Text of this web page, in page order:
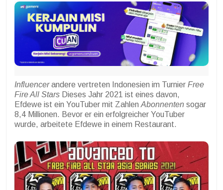
Influencerandere vertreten Indonesien im Turnier Free
Fire All Stars Dieses Jahr 2021 ist eines davon,
Efdewe ist ein YouTuber mit Zahlen Abonnenten sogar
8,4 Millionen. Bevor er ein erfolgreicher YouTuber
wurde, arbeitete Efdewe in einem Restaurant.